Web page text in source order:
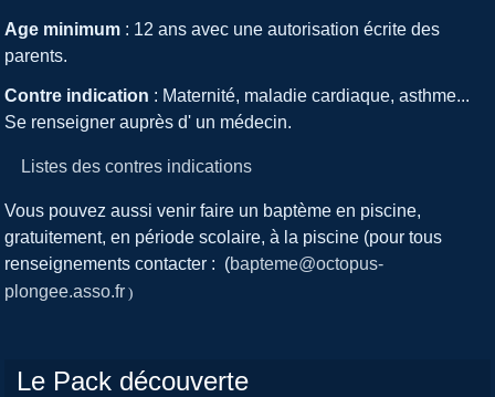
Age minimum : 12 ans avec une autorisation écrite des
parents.
Contre indication : Maternité, maladie cardiaque, asthme...
Se renseigner auprès d' un médecin.
Listes des contres indications
Vous pouvez aussi venir faire un baptème en piscine,
gratuitement, en période scolaire, à la piscine (pour tous
renseignements contacter : (bapteme@octopus-
plongee.asso.fr )
Le Pack découverte